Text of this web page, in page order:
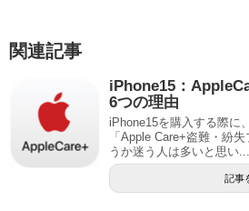
関連記事
iPhone15：
6つの理由
iPhone15を購入する際に
「Apple Care+盗難・紛
うか迷う人は多いと思い...
記事